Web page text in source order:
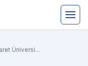
Üniversi...